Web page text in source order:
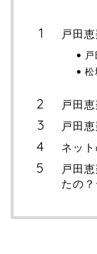
戸田
松
戸田
戸田
ネッ
戸田
たの